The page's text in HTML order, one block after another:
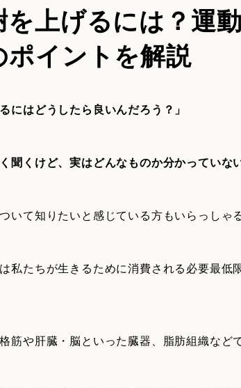
上げるには？運
ポイントを解説
にはどうしたら良いんだろう？」
く聞くけど、実はどんなものか分かってい
いて知りたいと感じている方もいらっしゃ
私たちが生きるために消費される必要最低
筋や肝臓・脳といった臓器、脂肪組織など